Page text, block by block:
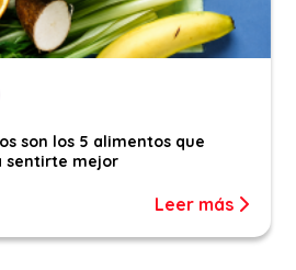
son los 5 alimentos que
sentirte mejor
Leer más